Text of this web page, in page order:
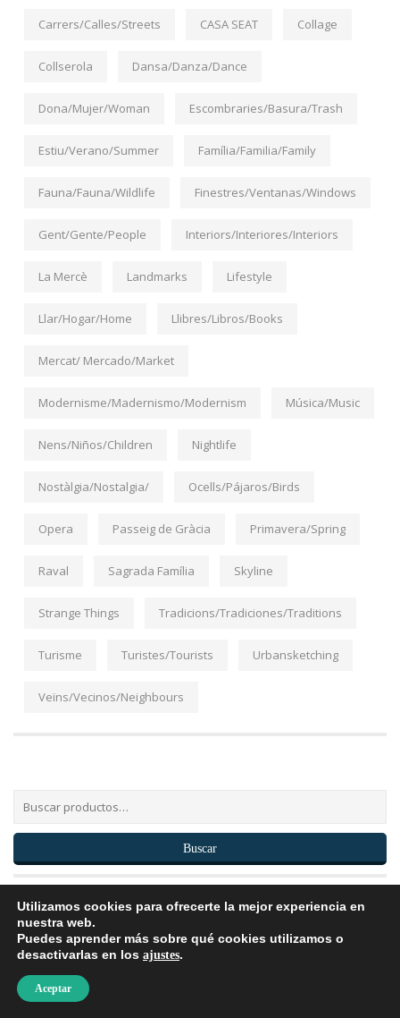
Carrers/Calles/Streets CASA SEAT Collage
Collserola Dansa/Danza/Dance
Dona/Mujer/Woman Escombraries/Basura/Trash
Estiu/Verano/Summer Família/Familia/Family
Fauna/Fauna/Wildlife Finestres/Ventanas/Windows
Gent/Gente/People Interiors/Interiores/Interiors
La Mercè Landmarks Lifestyle
Llar/Hogar/Home Llibres/Libros/Books
Mercat/ Mercado/Market
Modernisme/Madernismo/Modernism Música/Music
Nens/Niños/Children Nightlife
Nostàlgia/Nostalgia/ Ocells/Pájaros/Birds
Opera Passeig de Gràcia Primavera/Spring
Raval Sagrada Família Skyline
Strange Things Tradicions/Tradiciones/Traditions
Turisme Turistes/Tourists Urbansketching
Veïns/Vecinos/Neighbours
Buscar
Contacta con nosotros
Utilizamos cookies para ofrecerte la mejor experiencia en
nuestra web.
Puedes aprender más sobre qué cookies utilizamos o
desactivarlas en los ajustes.
Aceptar